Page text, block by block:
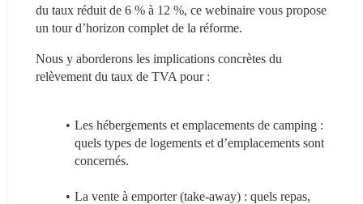
du taux réduit de 6 % à 12 %, ce webinaire vous propose
un tour d’horizon complet de la réforme.
Nous y aborderons les implications concrètes du
relèvement du taux de TVA pour :
Les hébergements et emplacements de camping :
quels types de logements et d’emplacements sont
concernés.
La vente à emporter (take-away) : quels repas,